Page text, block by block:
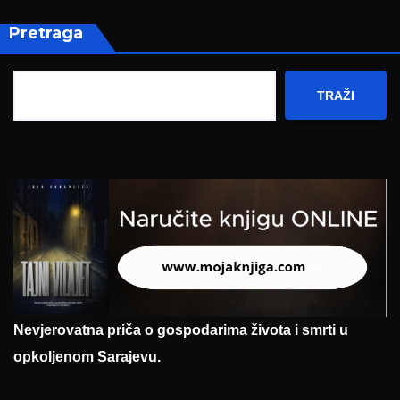
Pretraga
TRAŽI
Nevjerovatna priča o gospodarima života i smrti u
opkoljenom Sarajevu.